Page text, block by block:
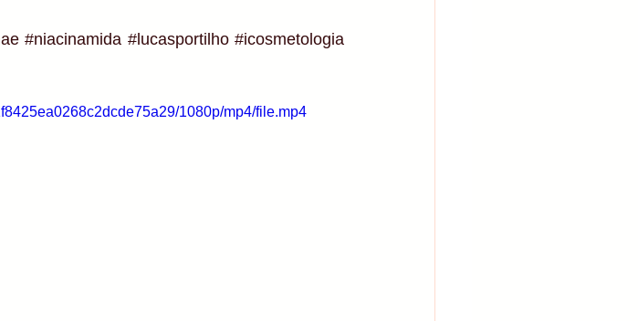
#niacinamida #lucasportilho #icosmetologia
1080p/mp4/file.mp4